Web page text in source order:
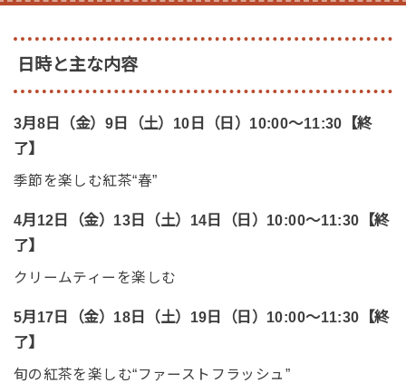
日時と主な内容
3月8日（金）9日（土）10日（日）10:00～11:30【終
了】
季節を楽しむ紅茶“春”
4月12日（金）13日（土）14日（日）10:00～11:30【終
了】
クリームティーを楽しむ
5月17日（金）18日（土）19日（日）10:00～11:30【終
了】
旬の紅茶を楽しむ“ファーストフラッシュ”